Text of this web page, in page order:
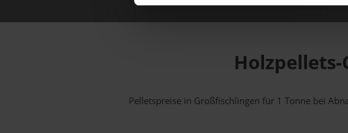
Pelletspreise in Großfischlingen für 1 Tonne bei